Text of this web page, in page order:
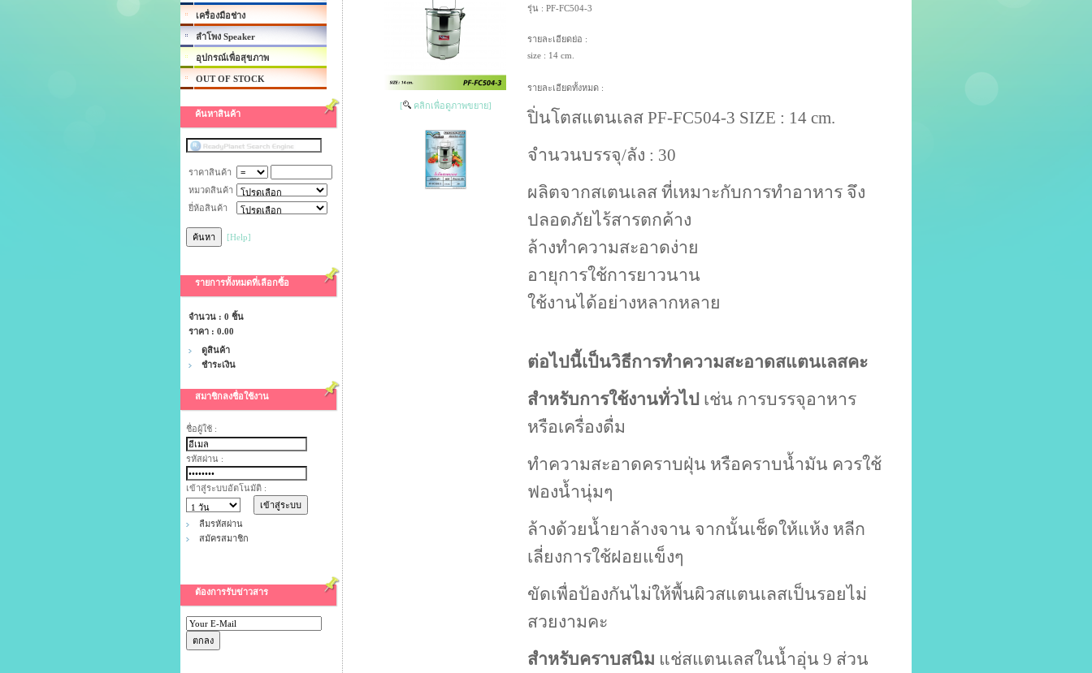
เครื่องมือช่าง
ลำโพง Speaker
อุปกรณ์เพื่อสุขภาพ
OUT OF STOCK
ค้นหาสินค้า
ราคาสินค้า
หมวดสินค้า
ยี่ห้อสินค้า
[Help]
รายการทั้งหมดที่เลือกซื้อ
จำนวน : 0 ชิ้น
ราคา : 0.00
ดูสินค้า
ชำระเงิน
สมาชิกลงชื่อใช้งาน
ชื่อผู้ใช้ :
รหัสผ่าน :
เข้าสู่ระบบอัตโนมัติ :
ลืมรหัสผ่าน
สมัครสมาชิก
ต้องการรับข่าวสาร
[ คลิกเพื่อดูภาพขยาย]
รุ่น : PF-FC504-3
รายละเอียดย่อ :
size : 14 cm.
รายละเอียดทั้งหมด :
ปิ่นโตสแตนเลส PF-FC504-3 SIZE : 14 cm.
จำนวนบรรจุ/ลัง : 30
ผลิตจากสเตนเลส ที่เหมาะกับการทำอาหาร จึง
ปลอดภัยไร้สารตกค้าง
ล้างทำความสะอาดง่าย
อายุการใช้การยาวนาน
ใช้งานได้อย่างหลากหลาย
ต่อไปนี้เป็นวิธีการทำความสะอาดสแตนเลสคะ
สำหรับการใช้งานทั่วไป เช่น การบรรจุอาหาร
หรือเครื่องดื่ม
ทำความสะอาดคราบฝุ่น หรือคราบน้ำมัน ควรใช้
ฟองน้ำนุ่มๆ
ล้างด้วยน้ำยาล้างจาน จากนั้นเช็ดให้แห้ง หลีก
เลี่ยงการใช้ฝอยแข็งๆ
ขัดเพื่อป้องกันไม่ให้พื้นผิวสแตนเลสเป็นรอยไม่
สวยงามคะ
สำหรับคราบสนิม แช่สแตนเลสในน้ำอุ่น 9 ส่วน